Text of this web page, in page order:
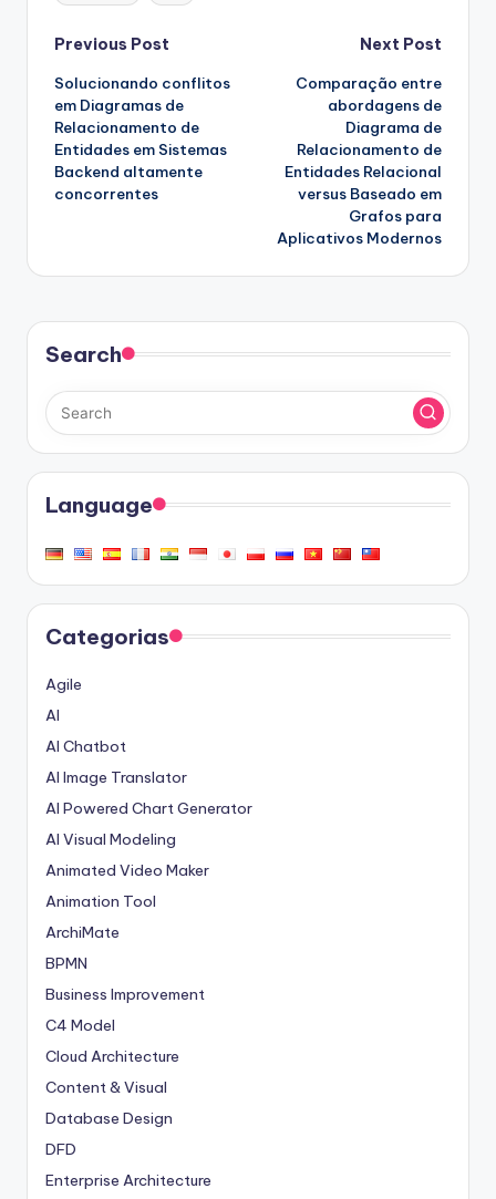
Post
navigation
Previous Post
Solucionando conflitos
em Diagramas de
Relacionamento de
Entidades em Sistemas
Backend altamente
concorrentes
Next Post
Comparação entre
abordagens de
Diagrama de
Relacionamento de
Entidades Relacional
versus Baseado em
Grafos para
Aplicativos Modernos
Search
Language
Categorias
Agile
AI
AI Chatbot
AI Image Translator
AI Powered Chart Generator
AI Visual Modeling
Animated Video Maker
Animation Tool
ArchiMate
BPMN
Business Improvement
C4 Model
Cloud Architecture
Content & Visual
Database Design
DFD
Enterprise Architecture